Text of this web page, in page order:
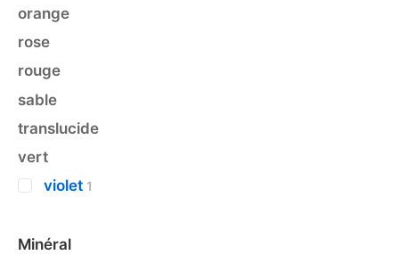
orange
rose
rouge
sable
translucide
vert
violet 1
Minéral